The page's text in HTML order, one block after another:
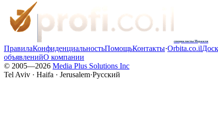
специалисты Израиля
ПравилаКонфиденциальностьПомощьКонтакты·Orbita.co.il
объявленийО компании
© 2005—2026 Media Plus Solutions Inc
Tel Aviv · Haifa · Jerusalem·Русский